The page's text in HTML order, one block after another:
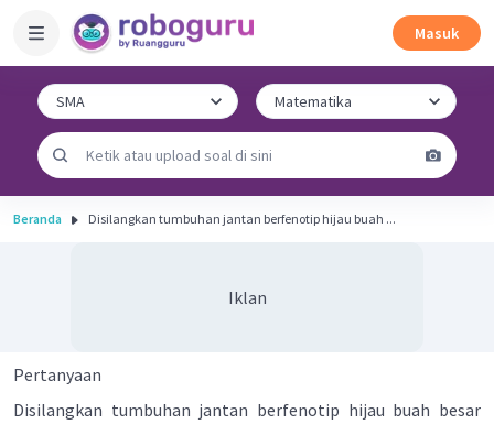
Masuk
Beranda Disilangkan tumbuhan jantan berfenotip hijau buah ...
Iklan
Pertanyaan
Disilangkan tumbuhan jantan berfenotip hijau buah besar